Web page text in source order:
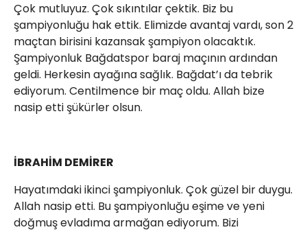
Çok mutluyuz. Çok sıkıntılar çektik. Biz bu
şampiyonluğu hak ettik. Elimizde avantaj vardı, son 2
maçtan birisini kazansak şampiyon olacaktık.
Şampiyonluk Bağdatspor baraj maçının ardından
geldi. Herkesin ayağına sağlık. Bağdat’ı da tebrik
ediyorum. Centilmence bir maç oldu. Allah bize
nasip etti şükürler olsun.
İBRAHİM DEMİRER
Hayatımdaki ikinci şampiyonluk. Çok güzel bir duygu.
Allah nasip etti. Bu şampiyonluğu eşime ve yeni
doğmuş evladıma armağan ediyorum. Bizi